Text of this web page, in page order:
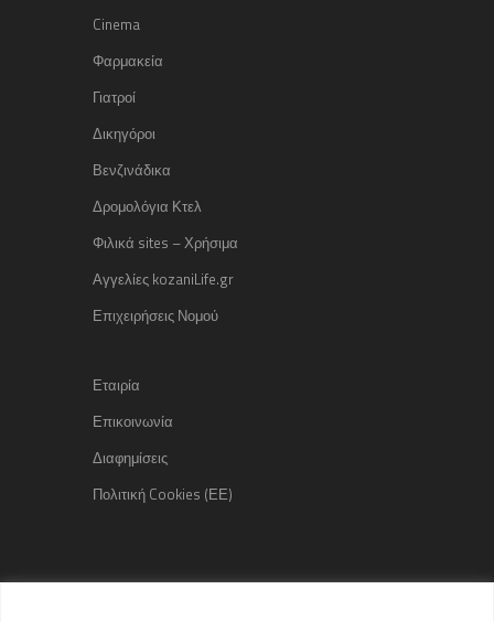
Cinema
Φαρμακεία
Γιατροί
Δικηγόροι
Βενζινάδικα
Δρομολόγια Κτελ
Φιλικά sites – Χρήσιμα
Αγγελίες kozaniLife.gr
Επιχειρήσεις Νομού
Εταιρία
Επικοινωνία
Διαφημίσεις
Πολιτική Cookies (ΕΕ)